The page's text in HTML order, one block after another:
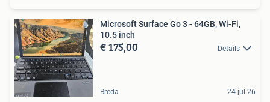
Microsoft Surface Go 3 - 64GB, Wi-Fi,
10.5 inch
€ 175,00 Details
Breda 24 jul 26